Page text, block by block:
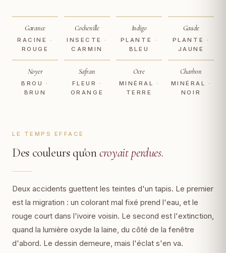
Garance
RACINE ·
ROUGE
Cochenille
INSECTE ·
CARMIN
Indigo
PLANTE ·
BLEU
Gaude
PLANTE ·
JAUNE
Noyer
BROU ·
BRUN
Safran
FLEUR ·
ORANGE
Ocre
MINÉRAL ·
TERRE
Charbon
MINÉRAL ·
NOIR
LE TEMPS EFFACE
Des couleurs qu'oncroyait perdues.
Deux accidents guettent les teintes d'un tapis. Le premier
est la migration : un colorant mal fixé prend l'eau, et le
rouge court dans l'ivoire voisin. Le second est l'extinction,
quand la lumière oxyde la laine, du côté de la fenêtre
d'abord. Le dessin demeure, mais l'éclat s'en va.